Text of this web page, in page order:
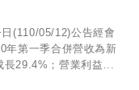
(110/05/12)公告經會
年第一季合併營收為新
29.4%；營業利益...